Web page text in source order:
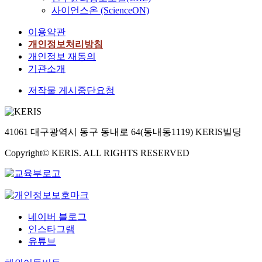
사이언스온 (ScienceON)
이용약관
개인정보처리방침
개인정보 재동의
기관소개
저작물 게시중단요청
41061 대구광역시 동구 동내로 64(동내동1119) KERIS빌딩
Copyright© KERIS. ALL RIGHTS RESERVED
네이버 블로그
인스타그램
유튜브